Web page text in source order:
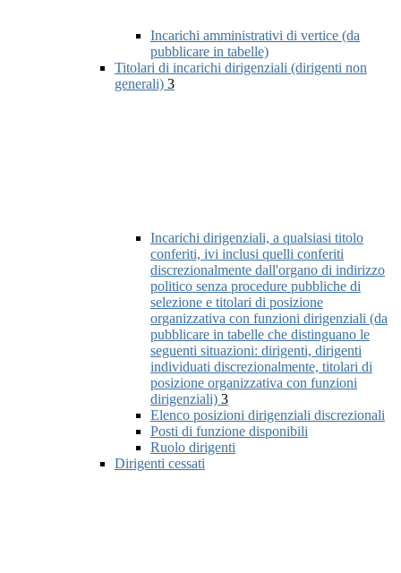
Incarichi amministrativi di vertice (da
pubblicare in tabelle)
Titolari di incarichi dirigenziali (dirigenti non
generali) 3
Incarichi dirigenziali, a qualsiasi titolo
conferiti, ivi inclusi quelli conferiti
discrezionalmente dall'organo di indirizzo
politico senza procedure pubbliche di
selezione e titolari di posizione
organizzativa con funzioni dirigenziali (da
pubblicare in tabelle che distinguano le
seguenti situazioni: dirigenti, dirigenti
individuati discrezionalmente, titolari di
posizione organizzativa con funzioni
dirigenziali) 3
Elenco posizioni dirigenziali discrezionali
Posti di funzione disponibili
Ruolo dirigenti
Dirigenti cessati